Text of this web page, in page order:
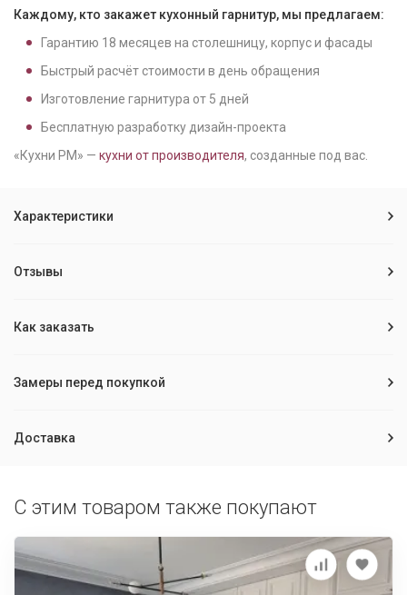
Каждому, кто закажет кухонный гарнитур, мы предлагаем:
Гарантию 18 месяцев на столешницу, корпус и фасады
Быстрый расчёт стоимости в день обращения
Изготовление гарнитура от 5 дней
Бесплатную разработку дизайн-проекта
«Кухни РМ» — кухни от производителя, созданные под вас.
Характеристики
Отзывы
Как заказать
Замеры перед покупкой
Доставка
С этим товаром также покупают